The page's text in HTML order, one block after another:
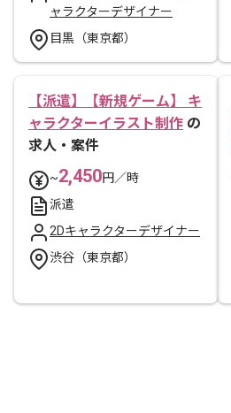
ャラクターデザイナー
目黒（東京都）
【派遣】【新規ゲーム】 キ
ャラクターイラスト制作 の
求人・案件
~2,450円／時
派遣
2Dキャラクターデザイナー
渋谷（東京都）